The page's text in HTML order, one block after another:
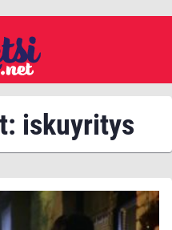
iskuyritys